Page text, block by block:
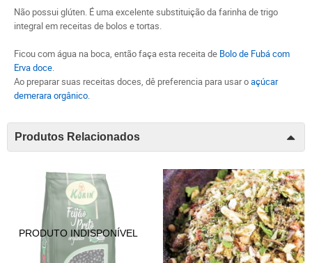
Não possui glúten. É uma excelente substituição da farinha detrigo
integral em receitas de bolos e tortas.
Ficou com água na boca, então faça esta receita de Bolo de Fubá com
Erva doce.
Ao preparar suas receitas doces, dê preferencia para usar oaçúcar
demerara orgânico.
Produtos Relacionados